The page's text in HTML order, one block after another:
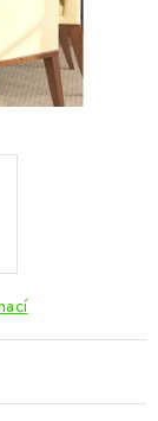
od smlouvy